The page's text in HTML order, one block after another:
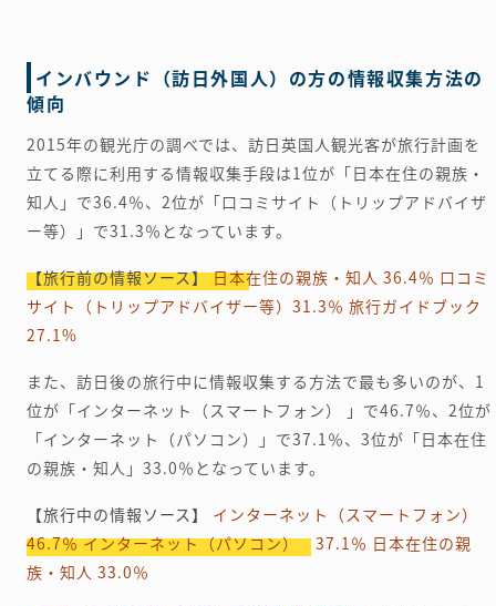
インバウンド（訪日外国人）の方の情報収集方法の
傾向
2015年の観光庁の調べでは、訪日英国人観光客が旅行計画を
立てる際に利用する情報収集手段は1位が「日本在住の親族・
知人」で36.4％、2位が「口コミサイト（トリップアドバイザ
ー等）」で31.3％となっています。
【旅行前の情報ソース】 日本在住の親族・知人 36.4％ 口コミ
サイト（トリップアドバイザー等）31.3％ 旅行ガイドブック
27.1%
また、訪日後の旅行中に情報収集する方法で最も多いのが、1
位が「インターネット（スマートフォン） 」で46.7％、2位が
「インターネット（パソコン）」で37.1％、3位が「日本在住
の親族・知人」33.0％となっています。
【旅行中の情報ソース】
インターネット（スマートフォン）
46.7％ インターネット（パソコン） 37.1％ 日本在住の親
族・知人 33.0％